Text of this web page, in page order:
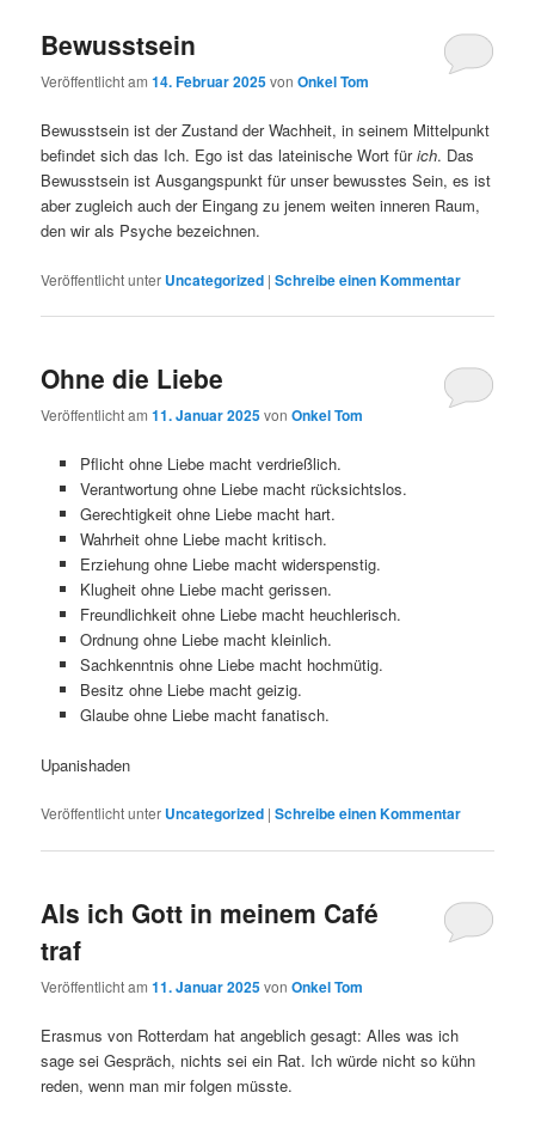
Bewusstsein
Veröffentlicht am14. Februar 2025vonOnkel Tom
Bewusstsein ist der Zustand der Wachheit, in seinem Mittelpunkt
befindet sich das Ich. Ego ist das lateinische Wort fürich. Das
Bewusstsein ist Ausgangspunkt für unser bewusstes Sein, es ist
aber zugleich auch der Eingang zu jenem weiten inneren Raum,
den wir als Psyche bezeichnen.
Veröffentlicht unter Uncategorized |Schreibe einen Kommentar
Ohne die Liebe
Veröffentlicht am11. Januar 2025vonOnkel Tom
Pflicht ohne Liebe macht verdrießlich.
Verantwortung ohne Liebe macht rücksichtslos.
Gerechtigkeit ohne Liebe macht hart.
Wahrheit ohne Liebe macht kritisch.
Erziehung ohne Liebe macht widerspenstig.
Klugheit ohne Liebe macht gerissen.
Freundlichkeit ohne Liebe macht heuchlerisch.
Ordnung ohne Liebe macht kleinlich.
Sachkenntnis ohne Liebe macht hochmütig.
Besitz ohne Liebe macht geizig.
Glaube ohne Liebe macht fanatisch.
Upanishaden
Veröffentlicht unter Uncategorized |Schreibe einen Kommentar
Als ich Gott in meinem Café
traf
Veröffentlicht am11. Januar 2025vonOnkel Tom
Erasmus von Rotterdam hat angeblich gesagt: Alles was ich
sage sei Gespräch, nichts sei ein Rat. Ich würde nicht so kühn
reden, wenn man mir folgen müsste.